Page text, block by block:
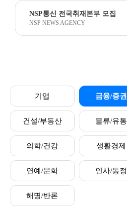
NSP통신 전국취재본부 모집
NSP NEWS AGENCY
기업 금융/증권
건설/부동산 물류/유통
의학/건강 생활경제
연예/문화 인사/동정
해명/반론